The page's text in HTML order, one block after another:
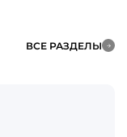
ВСЕ РАЗДЕЛЫ